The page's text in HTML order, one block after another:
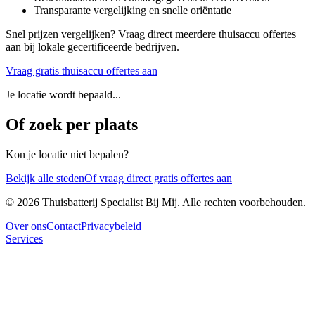
Transparante vergelijking en snelle oriëntatie
Snel prijzen vergelijken? Vraag direct meerdere thuisaccu offertes
aan bij lokale gecertificeerde bedrijven.
Vraag gratis thuisaccu offertes aan
Je locatie wordt bepaald...
Of zoek per plaats
Kon je locatie niet bepalen?
Bekijk alle stedenOf vraag direct gratis offertes aan
© 2026 Thuisbatterij Specialist Bij Mij. Alle rechten voorbehouden.
Over onsContactPrivacybeleid
Services